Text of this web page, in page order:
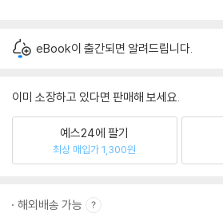
eBook이 출간되면 알려드립니다.
이미 소장하고 있다면 판매해 보세요.
예스24에 팔기
최상 매입가 1,300원
해외배송 가능